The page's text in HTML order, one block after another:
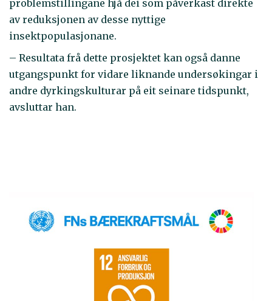
problemstillingane hjå dei som påverkast direkte
av reduksjonen av desse nyttige
insektpopulasjonane.
– Resultata frå dette prosjektet kan også danne
utgangspunkt for vidare liknande undersøkingar i
andre dyrkingskulturar på eit seinare tidspunkt,
avsluttar han.